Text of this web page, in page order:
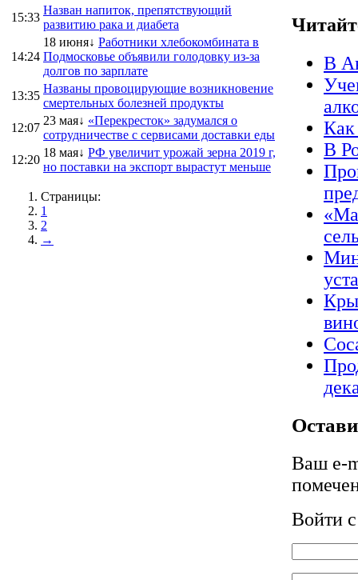
15:33
Назван напиток, препятствующий
развитию рака и диабета
14:24
18 июня↓ Работники хлебокомбината в
Подмосковье объявили голодовку из-за
долгов по зарплате
13:35
Названы провоцирующие возникновение
смертельных болезней продукты
12:07
23 мая↓ «Перекресток» задумался о
сотрудничестве с сервисами доставки еды
12:20
18 мая↓ РФ увеличит урожай зерна 2019 г,
но поставки на экспорт вырастут меньше
Страницы:
1
2
→
В
Как
В
Ваш e-
Войти